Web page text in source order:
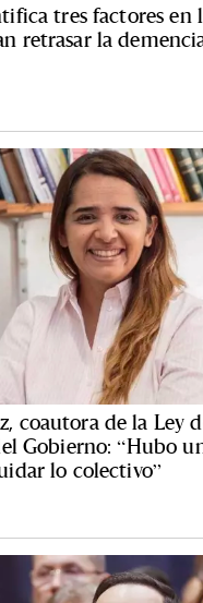
tres factores en
retrasar la
coautora de la Ley
Gobierno: “Hubo
lo colectivo”